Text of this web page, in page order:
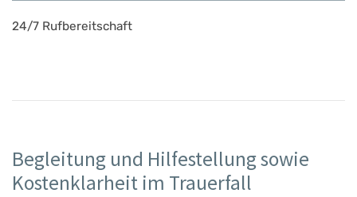
24/7 Rufbereitschaft
Begleitung und Hilfestellung sowie
Kostenklarheit im Trauerfall